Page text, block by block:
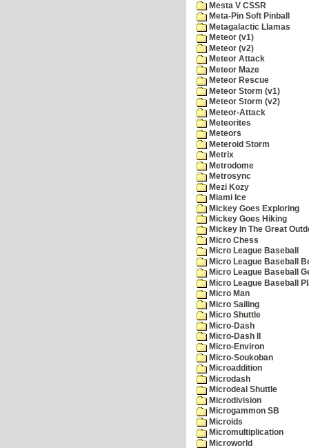
Mesta V CSSR
Meta-Pin Soft Pinball
Metagalactic Llamas
Meteor (v1)
Meteor (v2)
Meteor Attack
Meteor Maze
Meteor Rescue
Meteor Storm (v1)
Meteor Storm (v2)
Meteor-Attack
Meteorites
Meteors
Meteroid Storm
Metrix
Metrodome
Metrosync
Mezi Kozy
Miami Ice
Mickey Goes Exploring
Mickey Goes Hiking
Mickey In The Great
Micro Chess
Micro League Baseball
Micro League Baseball
Micro League Baseball
Micro League Baseball
Micro Man
Micro Sailing
Micro Shuttle
Micro-Dash
Micro-Dash II
Micro-Environ
Micro-Soukoban
Microaddition
Microdash
Microdeal Shuttle
Microdivision
Microgammon SB
Microids
Micromultiplication
Microworld